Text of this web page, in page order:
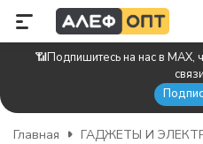
📶Подпишитесь на нас в MAX,
связи
Главная ГАДЖЕТЫ И